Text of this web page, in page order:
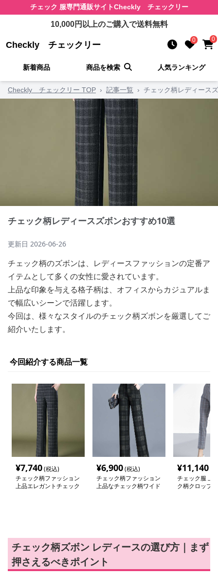
チェック 服専門通販サイトCheckly チェックリー
10,000円以上のご購入で送料無料
Checkly チェックリー 0 0
新着商品 商品を検索 人気ランキング
Checkly チェックリー TOP › 記事一覧 › チェック柄レディース
チェック柄レディースズボンおすすめ10選
更新日 2026-06-26
チェック柄のズボンは、レディースファッションの定番ア
イテムとして多くの女性に愛されています。
上品な印象を与える格子柄は、オフィスからカジュアルま
で幅広いシーンで活躍します。
今回は、様々なスタイルのチェック柄ズボンを厳選してご
紹介いたします。
今回紹介する商品一覧
¥7,740(税込)
チェック柄ファッション
上品エレガントチェック
¥6,900(税込)
チェック柄ファッション
上品なチェック柄ワイド
¥11,140
チェック服 上
ク柄クロップ
チェック柄ズボン レディースの選び方｜まず
押さえるべきポイント